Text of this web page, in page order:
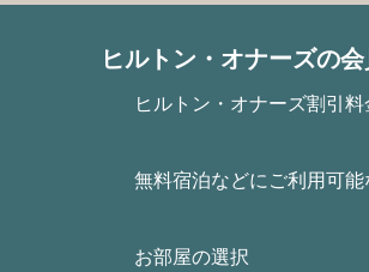
ヒルトン・オナーズの
ヒルトン・オナーズ割引料
無料宿泊などにご利用可能
お部屋の選択